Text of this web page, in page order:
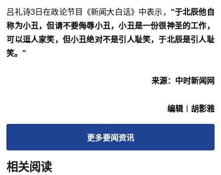
吕礼诗3日在政论节目《新闻大白话》中表示， “于北辰他自
称为小丑，但请不要侮辱小丑，小丑是一份很神圣的工作，
可以逗人家笑，但小丑绝对不是引人耻笑，于北辰是引人耻
笑。”
来源：中时新闻网
编辑︱胡影雅
更多要闻资讯
相关阅读